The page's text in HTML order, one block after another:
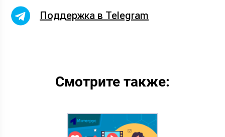
Поддержка в Telegram
Смотрите также: